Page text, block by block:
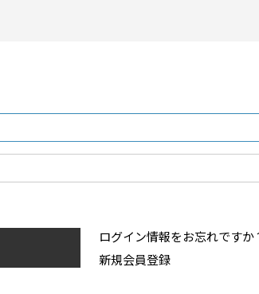
ログイン情報をお忘れですか
新規会員登録